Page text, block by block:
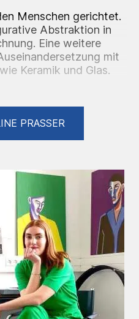
Menschen gerichtet.
Abstraktion in
Eine weitere
mit
Keramik und Glas.
Pauline Prasser
die Freude beim
und Keramiken sind
und bringen Dir
Farbe in den Alltag.
PRASSER